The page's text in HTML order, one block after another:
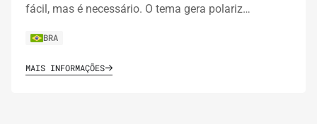
fácil, mas é necessário. O tema gera polariz…
BRA
MAIS INFORMAÇÕES